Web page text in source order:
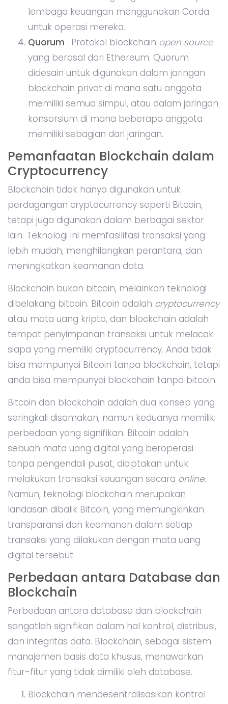
lembaga keuangan menggunakan Corda
untuk operasi mereka.
Quorum : Protokol blockchain open source
yang berasal dari Ethereum. Quorum
didesain untuk digunakan dalam jaringan
blockchain privat di mana satu anggota
memiliki semua simpul, atau dalam jaringan
konsorsium di mana beberapa anggota
memiliki sebagian dari jaringan.
Pemanfaatan Blockchain dalam
Cryptocurrency
Blockchain tidak hanya digunakan untuk
perdagangan cryptocurrency seperti Bitcoin,
tetapi juga digunakan dalam berbagai sektor
lain. Teknologi ini memfasilitasi transaksi yang
lebih mudah, menghilangkan perantara, dan
meningkatkan keamanan data.
Blockchain bukan bitcoin, melainkan teknologi
dibelakang bitcoin. Bitcoin adalah cryptocurrency
atau mata uang kripto, dan blockchain adalah
tempat penyimpanan transaksi untuk melacak
siapa yang memiliki cryptocurrency. Anda tidak
bisa mempunyai Bitcoin tanpa blockchain, tetapi
anda bisa mempunyai blockchain tanpa bitcoin.
Bitcoin dan blockchain adalah dua konsep yang
seringkali disamakan, namun keduanya memiliki
perbedaan yang signifikan. Bitcoin adalah
sebuah mata uang digital yang beroperasi
tanpa pengendali pusat, diciptakan untuk
melakukan transaksi keuangan secara online.
Namun, teknologi blockchain merupakan
landasan dibalik Bitcoin, yang memungkinkan
transparansi dan keamanan dalam setiap
transaksi yang dilakukan dengan mata uang
digital tersebut.
Perbedaan antara Database dan
Blockchain
Perbedaan antara database dan blockchain
sangatlah signifikan dalam hal kontrol, distribusi,
dan integritas data. Blockchain, sebagai sistem
manajemen basis data khusus, menawarkan
fitur-fitur yang tidak dimiliki oleh database.
Blockchain mendesentralisasikan kontrol